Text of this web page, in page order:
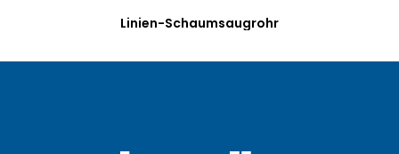
Linien-Schaumsaugrohr